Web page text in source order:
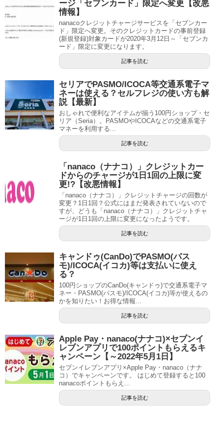
ージ「セブンカード」限定へ変更【改悪
情報】
nanacoクレジットチャージサービスを「セブンカー
ド」限定へ変更。そのクレジットカードの事前登録
(新規登録)対象カードが2020年3月12日～「セブンカ
ード」限定に変更になります。
記事を読む
セリアでPASMO/ICOCA等交通系電子マ
ネーは使える？セルフレジの使い方も解
説【最新】
おしゃれで便利なアイテムが揃う100円ショップ・セ
リア（Seria）。PASMOやICOCAなどの交通系電子
マネーを利用する...
記事を読む
「nanaco（ナナコ）」クレジットカー
ドからのチャージが1日1回の上限に変
更!?【改悪情報】
「nanaco（ナナコ）」クレジットチャージの回数が
変更？1日1回？公式にはまだ発表されていないので
すが、どうも「nanaco（ナナコ）」クレジットチャ
ージが1日1回の上限に変更になったようです。
記事を読む
キャンドゥ(CanDo)でPASMO(パス
モ)/ICOCA(イコカ)等は支払いに使え
る？
100円ショップのCanDo(キャンドゥ)で交通系電子マ
ネー・PASMO(パスモ)/ICOCA(イコカ)等が使えるの
かを知りたい！お得な情報...
記事を読む
Apple Pay・nanaco(ナナコ)×セブンイ
レブンアプリで100ポイントもらえるキ
ャンペーン【～2022年5月1日】
セブンイレブンアプリ×Apple Pay・nanaco（ナナ
コ）でキャンペーンです。 はじめて登録すると100
nanacoポイントもらえ...
記事を読む